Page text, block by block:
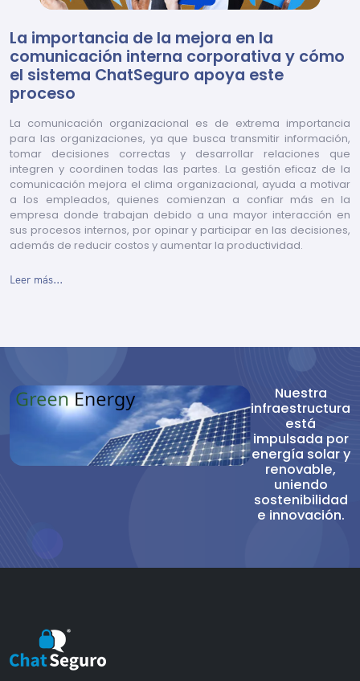
La importancia de la mejora en la
comunicación interna corporativa y cómo
el sistema ChatSeguro apoya este
proceso
La comunicación organizacional es de extrema importancia
para las organizaciones, ya que busca transmitir información,
tomar decisiones correctas y desarrollar relaciones que
integren y coordinen todas las partes. La gestión eficaz de la
comunicación mejora el clima organizacional, ayuda a motivar
a los empleados, quienes comienzan a confiar más en la
empresa donde trabajan debido a una mayor interacción en
sus procesos internos, por opinar y participar en las decisiones,
además de reducir costos y aumentar la productividad.
Leer más...
Nuestra
infraestructura
está
impulsada por
energía solar y
renovable,
uniendo
sostenibilidad
e innovación.